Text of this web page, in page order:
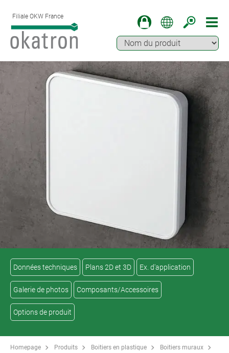
Filiale OKW France
Données techniques Plans 2D et 3D Ex. d'application
Galerie de photos Composants/Accessoires
Options de produit
Homepage Produits Boitiers en plastique
Boitiers muraux